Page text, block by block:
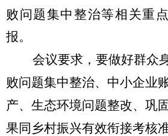
败问题集中整治等相关重
报。
会议要求， 要做好群众
败问题集中整治、中小企业
产、生态环境问题整改、巩
果同乡村振兴有效衔接考核